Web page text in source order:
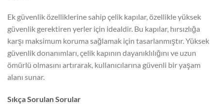
Ek güvenlik özelliklerine sahip çelik kapılar, özellikle yüksek
güvenlik gerektiren yerler için idealdir. Bu kapılar, hırsızlığa
karşı maksimum koruma sağlamak için tasarlanmıştır. Yüksek
güvenlik donanımları, çelik kapının dayanıklılığını ve uzun
ömürlü olmasını artırarak, kullanıcılarına güvenli bir yaşam
alanı sunar.
Sıkça Sorulan Sorular